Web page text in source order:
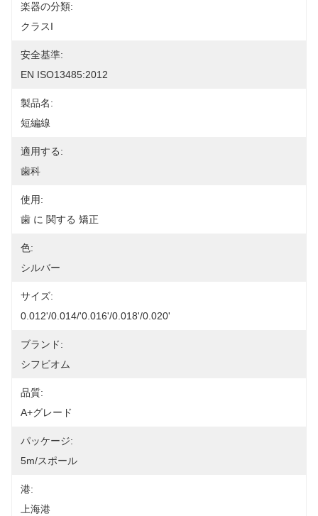
楽器の分類:
クラスI
安全基準:
EN ISO13485:2012
製品名:
短編線
適用する:
歯科
使用:
歯 に 関する 矯正
色:
シルバー
サイズ:
0.012'/0.014/'0.016'/0.018'/0.020'
ブランド:
シフビオム
品質:
A+グレード
パッケージ:
5m/スポール
港:
上海港